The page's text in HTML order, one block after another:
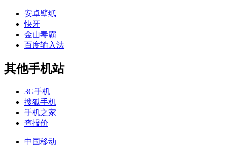
安卓壁纸
快牙
金山毒霸
百度输入法
其他手机站
3G手机
搜狐手机
手机之家
查报价
中国移动